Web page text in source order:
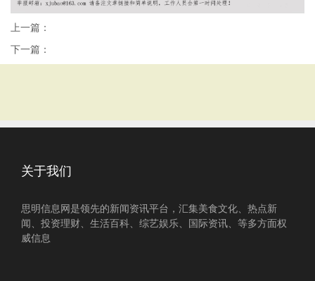
上一篇：
下一篇：
关于我们
思明信息网是领先的新闻资讯平台，汇集美食文化、热点新
闻、投资理财、生活百科、综艺娱乐、国际资讯、等多方面权
威信息